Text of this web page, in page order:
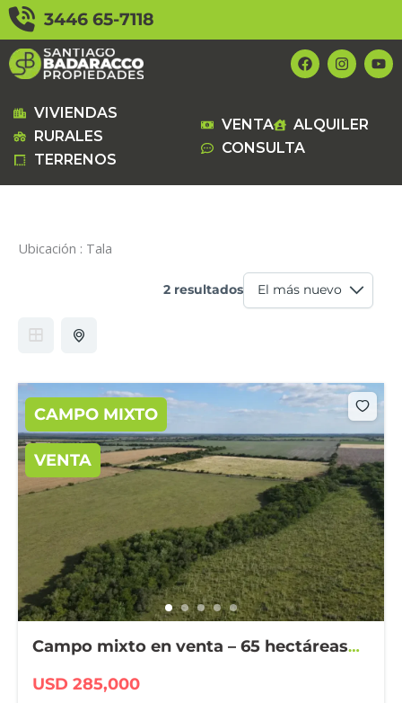
contenido
3446 65-7118
F
a
c
o
k
I
n
s
g
Y
o
u
VIVIENDAS
RURALES
TERRENOS
VENTA
ALQUILER
CONSULTA
Ubicación : Tala
2 resultados
CAMPO MIXTO
VENTA
Campo mixto en venta – 65 hectáreas
USD 285,000